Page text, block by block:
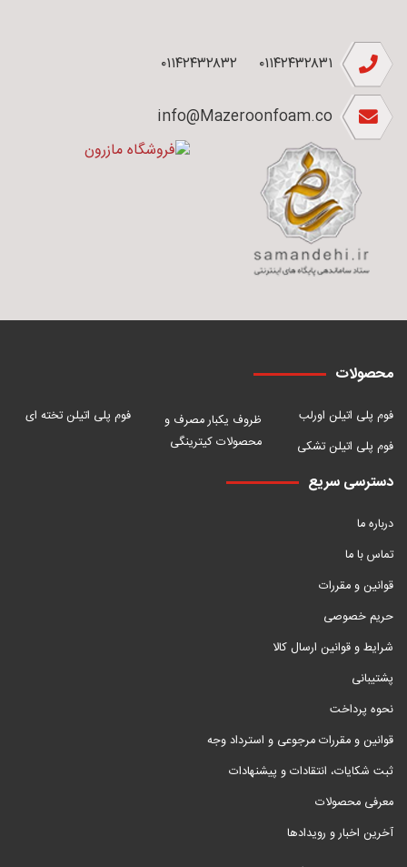
۰۱۱۴۲۴۳۲۸۳۱ ۰۱۱۴۲۴۳۲۸۳۲
info@Mazeroonfoam.co
محصولات
فوم پلی اتیلن اورلب
فوم پلی اتیلن تشکی
ظروف یکبار مصرف و
محصولات کیترینگی
فوم پلی اتیلن تخته ای
دسترسی سریع
درباره ما
تماس با ما
قوانین و مقررات
حریم خصوصی
شرایط و قوانین ارسال کالا
پشتیبانی
نحوه پرداخت
قوانین و مقررات مرجوعی و استرداد وجه
ثبت شکایات، انتقادات و پیشنهادات
معرفی محصولات
آخرین اخبار و رویدادها